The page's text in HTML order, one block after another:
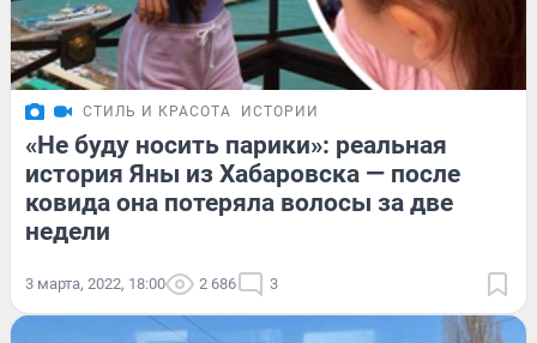
СТИЛЬ И КРАСОТА ИСТОРИИ
«Не буду носить парики»: реальная
история Яны из Хабаровска — после
ковида она потеряла волосы за две
недели
3 марта, 2022, 18:00 2 686 3